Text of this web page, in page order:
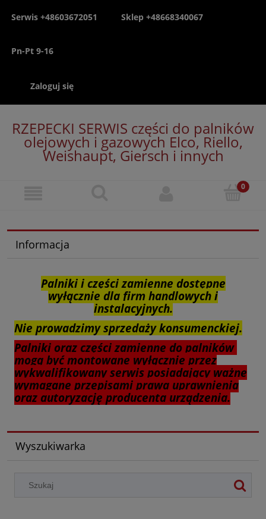
Serwis +48603672051 Sklep +48668340067
Pn-Pt 9-16
Zaloguj się
RZEPECKI SERWIS części do palników
olejowych i gazowych Elco, Riello,
Weishaupt, Giersch i innych
Informacja
Palniki i części zamienne dostępne
wyłącznie dla firm handlowych i
instalacyjnych.
Nie prowadzimy sprzedaży konsumenckiej.
Palniki oraz części zamienne do palników
mogą być montowane wyłącznie przez
wykwalifikowany serwis posiadający ważne
wymagane przepisami prawa uprawnienia
oraz autoryzację producenta urządzenia.
Wyszukiwarka